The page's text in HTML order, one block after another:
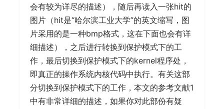
会有较为详尽的描述），随后再读入一张hit的
图片（hit是“哈尔滨工业大学”的英文缩写，图
片采用的是一种bmp格式，这在下面也会有详
细描述），之后进行转换到保护模式下的工
作，最后切换到保护模式下的kernel程序处，
即真正的操作系统内核代码中执行。有关这部
分切换到保护模式下的工作，本文的参考文献1
中有非常详细的描述，如果你对此部份有疑